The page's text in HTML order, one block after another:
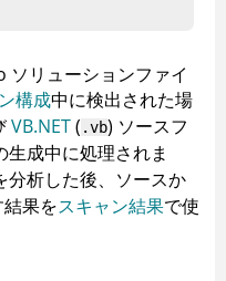
リューションファイ
構成中に検出された場
VB.NET( .vb) ソースフ
生成中に処理されま
分析した後、ソースか
果をスキャン結果で使